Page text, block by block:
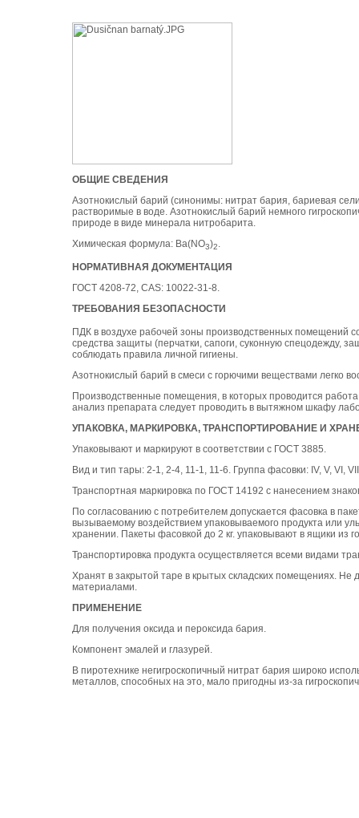
ОБЩИЕ СВЕДЕНИЯ
Азотнокислый барий (синонимы: нитрат бария, бариевая
растворимые в воде. Азотнокислый барий немного
природе в виде минерала нитробаритa.
Химическая формула: Ba(NO3)2.
НОРМАТИВНАЯ ДОКУМЕНТАЦИЯ
ГОСТ 4208-72, CAS: 10022-31-8.
ТРЕБОВАНИЯ БЕЗОПАСНОСТИ
ПДК в воздухе рабочей зоны производственных помещений
средства защиты (перчатки, сапоги, суконную спецодежду,
соблюдать правила личной гигиены.
Азотнокислый барий в смеси с горючими веществами легко
Производственные помещения, в которых проводится
анализ препарата следует проводить в вытяжном шкафу
УПАКОВКА, МАРКИРОВКА, ТРАНСПОРТИРОВАНИЕ И
Упаковывают и маркируют в соответствии с ГОСТ 3885.
Вид и тип тары: 2-1, 2-4, 11-1, 11-6. Группа фасовки: IV, V, VI,
Транспортная маркировка по ГОСТ 14192 с нанесением
По согласованию с потребителем допускается фасовка в
вызываемому воздействием упаковываемого продукта или
хранении. Пакеты фасовкой до 2 кг. упаковывают в ящики из
Транспортировка продукта осуществляется всеми видами
Хранят в закрытой таре в крытых складских помещениях.
материалами.
ПРИМЕНЕНИЕ
Для получения оксида и пероксида бария.
Компонент эмалей и глазурей.
В пиротехнике негигроскопичный нитрат бария широко
металлов, способных на это, мало пригодны из-за